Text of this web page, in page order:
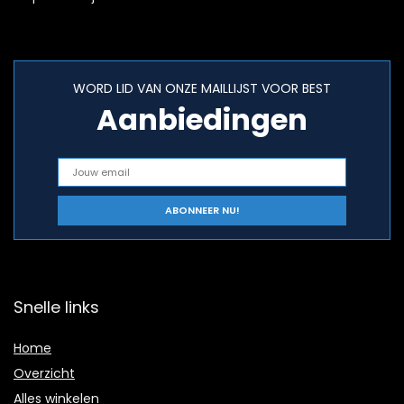
WORD LID VAN ONZE MAILLIJST VOOR BEST
Aanbiedingen
Snelle links
Home
Overzicht
Alles winkelen